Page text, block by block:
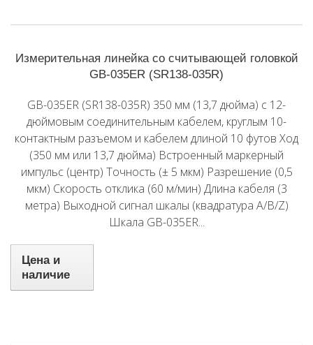
Измерительная линейка со считывающей головкой
GB-035ER (SR138-035R)
GB-035ER (SR138-035R) 350 мм (13,7 дюйма) с 12-
дюймовым соединительным кабелем, круглым 10-
контактным разъемом и кабелем длиной 10 футов Ход
(350 мм или 13,7 дюйма) Встроенный маркерный
импульс (центр) Точность (± 5 мкм) Разрешение (0,5
мкм) Скорость отклика (60 м/мин) Длина кабеля (3
метра) Выходной сигнал шкалы (квадратура A/B/Z)
Шкала GB-035ER...
Цена и
наличие